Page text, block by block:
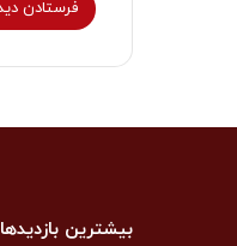
بیشترین بازدیدها